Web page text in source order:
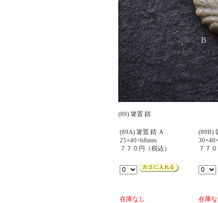
(89) 箸置 錆
(89A) 箸置 錆 Ａ
25×40×h8mm
７７０円（税込）
(89B)
７７
在庫なし
在庫